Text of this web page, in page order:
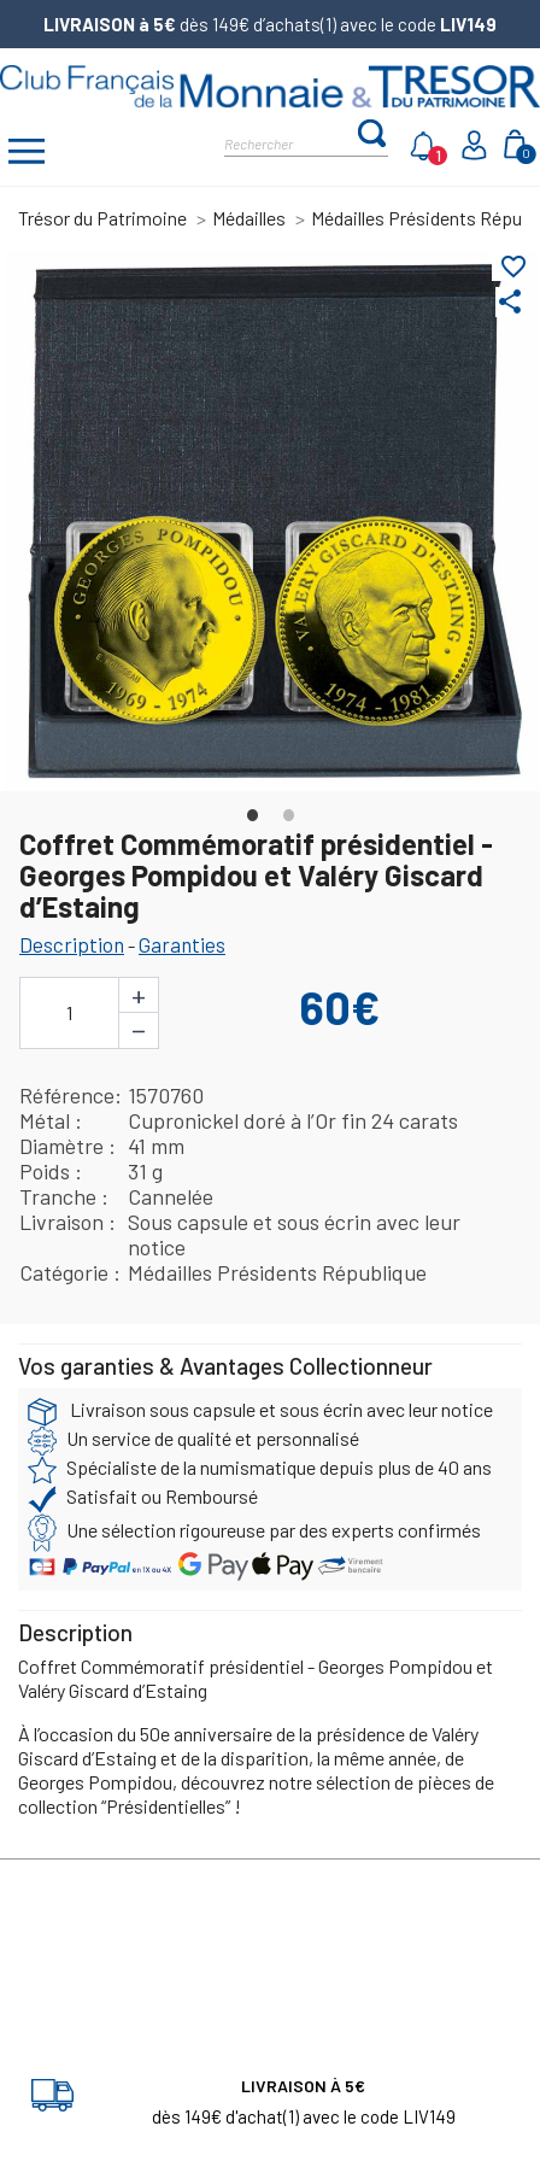
LIVRAISON à 5€ dès 149€ d’achats(1) avec le code LIV149
0
1
Trésor du Patrimoine Médailles Médailles Présidents
share
favorite_border
Coffret Commémoratif présidentiel -
Georges Pompidou et Valéry Giscard
d’Estaing
Description -Garanties
1
+
−
60€
Référence 1570760
Métal
Cupronickel doré à l’Or fin 24 carats
Diamètre
41 mm
Poids
31 g
Tranche
Cannelée
Livraison
Sous capsule et sous écrin avec leur
notice
Catégorie
Médailles Présidents République
Vos garanties & Avantages Collectionneur
Livraison sous capsule et sous écrin avec leur notice
Un service de qualité et personnalisé
Spécialiste de la numismatique depuis plus de 40 ans
Satisfait ou Remboursé
Une sélection rigoureuse par des experts confirmés
Description
Coffret Commémoratif présidentiel - Georges Pompidou et
Valéry Giscard d’Estaing
À l’occasion du 50e anniversaire de la présidence de Valéry
Giscard d’Estaing et de la disparition, la même année, de
Georges Pompidou, découvrez notre sélection de pièces de
collection “Présidentielles” !
LIVRAISON À 5€
dès 149€ d'achat(1) avec le code LIV149